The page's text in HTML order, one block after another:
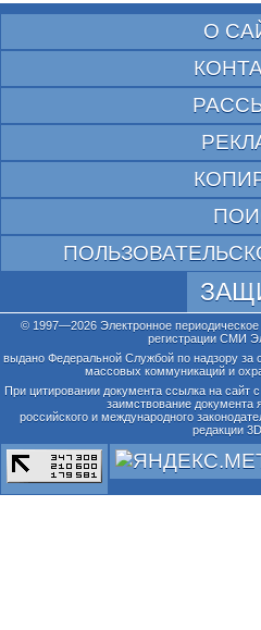
О
© 1997—2026 Электронное
регистрации СМИ
выдано Федеральной Службой по надзору за
массовых коммуникаций и
При цитировании документа ссылка на сайт
заимствование документа
российского и международного
редакции